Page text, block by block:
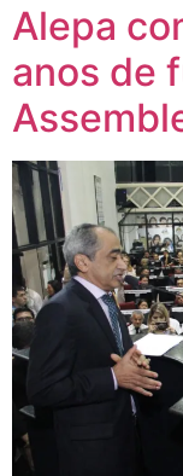
Alepa
anos de